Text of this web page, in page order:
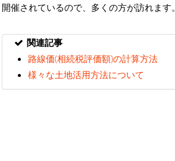
開催されているので、多くの方が訪れます。
関連記事
路線価(相続税評価額)の計算方法
様々な土地活用方法について